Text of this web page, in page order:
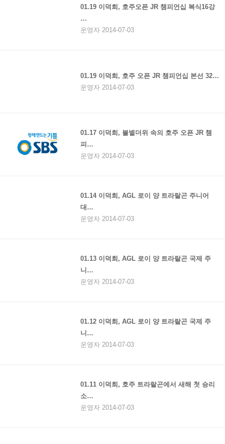
01.19 이덕희, 호주오픈 JR 챔피언십 복식16강
…
운영자 2014-07-03
01.19 이덕희, 호주 오픈 JR 챔피언십 본선 32…
운영자 2014-07-03
01.17 이덕희, 불볕더위 속의 호주 오픈 JR 챔
피…
운영자 2014-07-03
01.14 이덕희, AGL 로이 양 트라랄곤 주니어
대…
운영자 2014-07-03
01.13 이덕희, AGL 로이 양 트라랄곤 국제 주
니…
운영자 2014-07-03
01.12 이덕희, AGL 로이 양 트라랄곤 국제 주
니…
운영자 2014-07-03
01.11 이덕희, 호주 트라랄곤에서 새해 첫 승리
소…
운영자 2014-07-03